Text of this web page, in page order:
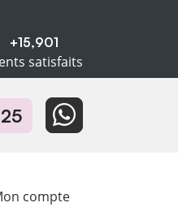
+15,901
satisfaits
compte